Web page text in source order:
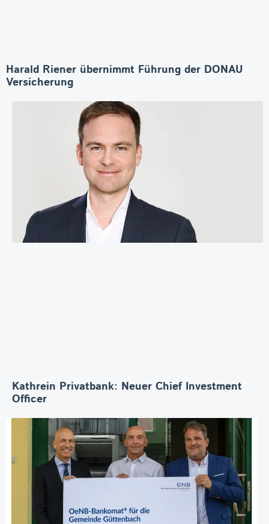
Harald Riener übernimmt Führung der DONAU
Versicherung
Kathrein Privatbank: Neuer Chief Investment
Officer